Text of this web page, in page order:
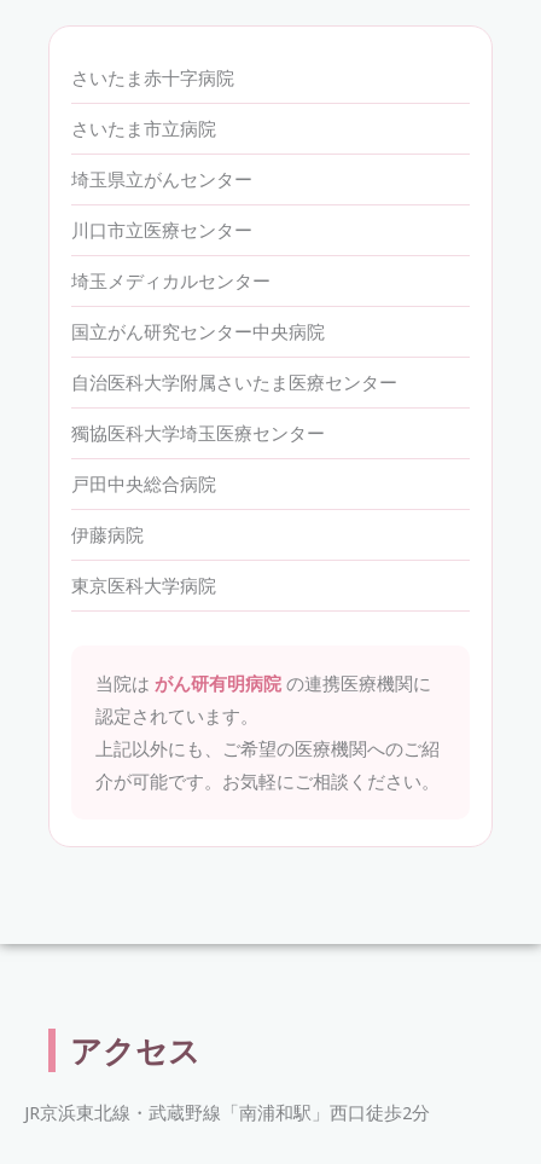
さいたま赤十字病院
さいたま市立病院
埼玉県立がんセンター
川口市立医療センター
埼玉メディカルセンター
国立がん研究センター中央病院
自治医科大学附属さいたま医療センター
獨協医科大学埼玉医療センター
戸田中央総合病院
伊藤病院
東京医科大学病院
当院は がん研有明病院 の連携医療機関に
認定されています。
上記以外にも、ご希望の医療機関へのご紹
介が可能です。お気軽にご相談ください。
アクセス
JR京浜東北線・武蔵野線「南浦和駅」西口徒歩2分